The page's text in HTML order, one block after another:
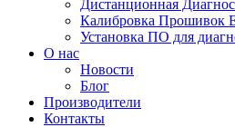
Дистанционная
Калибровка Прошивок
Установка ПО для
О нас
Новости
Блог
Производители
Контакты